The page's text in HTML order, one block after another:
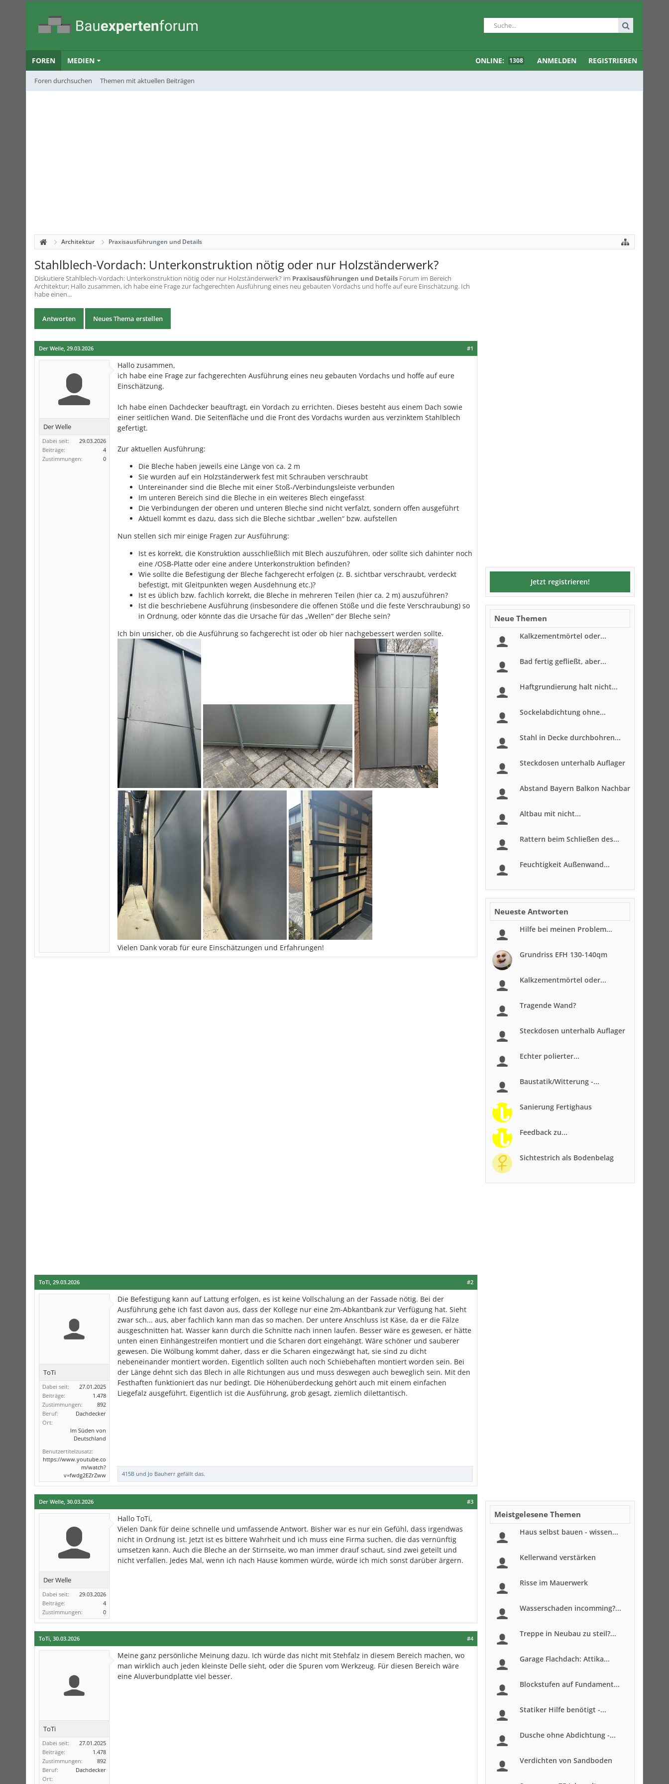
FOREN
Foren durchsuchen Themen mit aktuellen Beiträgen
MEDIEN ONLINE: 1308 ANMELDEN REGISTRIEREN
Architektur Praxisausführungen und Details
Stahlblech-Vordach: Unterkonstruktion nötig oder nur Holzständerwerk?
DiskutiereStahlblech-Vordach: Unterkonstruktion nötig oder nur Holzständerwerk? im Praxisausführungen und Details Forum im Bereich
Architektur; Hallo zusammen, ich habe eine Frage zur fachgerechten Ausführung eines neu gebauten Vordachs und hoffe auf eure Einschätzung. Ich
habe einen...
Antworten Neues Thema erstellen
#1
Der Welle, 29.03.2026
Der Welle
Dabei seit:
29.03.2026
Beiträge:
4
Zustimmungen:
0
Hallo zusammen,
ich habe eine Frage zur fachgerechten Ausführung eines neu gebauten Vordachs und hoffe auf eure
Einschätzung.
Ich habe einen Dachdecker beauftragt, ein Vordach zu errichten. Dieses besteht aus einem Dach sowie
einer seitlichen Wand. Die Seitenfläche und die Front des Vordachs wurden aus verzinktem Stahlblech
gefertigt.
Zur aktuellen Ausführung:
Die Bleche haben jeweils eine Länge von ca. 2 m
Sie wurden auf ein Holzständerwerk fest mit Schrauben verschraubt
Untereinander sind die Bleche mit einer Stoß-/Verbindungsleiste verbunden
Im unteren Bereich sind die Bleche in ein weiteres Blech eingefasst
Die Verbindungen der oberen und unteren Bleche sind nicht verfalzt, sondern offen ausgeführt
Aktuell kommt es dazu, dass sich die Bleche sichtbar „wellen“ bzw. aufstellen
Nun stellen sich mir einige Fragen zur Ausführung:
Ist es korrekt, die Konstruktion ausschließlich mit Blech auszuführen, oder sollte sich dahinter noch
eine /OSB-Platte oder eine andere Unterkonstruktion befinden?
Wie sollte die Befestigung der Bleche fachgerecht erfolgen (z. B. sichtbar verschraubt, verdeckt
befestigt, mit Gleitpunkten wegen Ausdehnung etc.)?
Ist es üblich bzw. fachlich korrekt, die Bleche in mehreren Teilen (hier ca. 2 m) auszuführen?
Ist die beschriebene Ausführung (insbesondere die offenen Stöße und die feste Verschraubung) so
in Ordnung, oder könnte das die Ursache für das „Wellen“ der Bleche sein?
Ich bin unsicher, ob die Ausführung so fachgerecht ist oder ob hier nachgebessert werden sollte.
Vielen Dank vorab für eure Einschätzungen und Erfahrungen!
#2
ToTi, 29.03.2026
ToTi
Dabei seit:
27.01.2025
Beiträge:
1.478
Zustimmungen:
892
Beruf:
Dachdecker
Ort:
Im Süden von
Deutschland
Benutzertitelzusatz:
https://www.youtube.co
m/watch?
v=fwdg2EZrZww
Die Befestigung kann auf Lattung erfolgen, es ist keine Vollschalung an der Fassade nötig. Bei der
Ausführung gehe ich fast davon aus, dass der Kollege nur eine 2m-Abkantbank zur Verfügung hat. Sieht
zwar sch... aus, aber fachlich kann man das so machen. Der untere Anschluss ist Käse, da er die Fälze
ausgeschnitten hat. Wasser kann durch die Schnitte nach innen laufen. Besser wäre es gewesen, er hätte
unten einen Einhängestreifen montiert und die Scharen dort eingehängt. Wäre schöner und sauberer
gewesen. Die Wölbung kommt daher, dass er die Scharen eingezwängt hat, sie sind zu dicht
nebeneinander montiert worden. Eigentlich sollten auch noch Schiebehaften montiert worden sein. Bei
der Länge dehnt sich das Blech in alle Richtungen aus und muss deswegen auch beweglich sein. Mit den
Festhaften funktioniert das nur bedingt. Die Höhenüberdeckung gehört auch mit einem einfachen
Liegefalz ausgeführt. Eigentlich ist die Ausführung, grob gesagt, ziemlich dilettantisch.
415B und Jo Bauherr gefällt das.
#3
Der Welle, 30.03.2026
Der Welle
Dabei seit:
29.03.2026
Beiträge:
4
Zustimmungen:
0
Hallo ToTi,
Vielen Dank für deine schnelle und umfassende Antwort. Bisher war es nur ein Gefühl, dass irgendwas
nicht in Ordnung ist. Jetzt ist es bittere Wahrheit und ich muss eine Firma suchen, die das vernünftig
umsetzen kann. Auch die Bleche an der Stirnseite, wo man immer drauf schaut, sind zwei geteilt und
nicht verfallen. Jedes Mal, wenn ich nach Hause kommen würde, würde ich mich sonst darüber ärgern.
#4
ToTi, 30.03.2026
ToTi
Dabei seit:
27.01.2025
Beiträge:
1.478
Zustimmungen:
892
Beruf:
Dachdecker
Ort:
Meine ganz persönliche Meinung dazu. Ich würde das nicht mit Stehfalz in diesem Bereich machen, wo
man wirklich auch jeden kleinste Delle sieht, oder die Spuren vom Werkzeug. Für diesen Bereich wäre
eine Aluverbundplatte viel besser.
Jetzt registrieren!
Neue Themen
Kalkzementmörtel oder...
Bad fertig gefließt, aber...
Haftgrundierung halt nicht...
Sockelabdichtung ohne...
Stahl in Decke durchbohren...
Steckdosen unterhalb Auflager
Abstand Bayern Balkon Nachbar
Altbau mit nicht...
Rattern beim Schließen des...
Feuchtigkeit Außenwand...
Neueste Antworten
Hilfe bei meinen Problem...
Grundriss EFH 130-140qm
Kalkzementmörtel oder...
Tragende Wand?
Steckdosen unterhalb Auflager
Echter polierter...
Baustatik/Witterung -...
Sanierung Fertighaus
Feedback zu...
Sichtestrich als Bodenbelag
Meistgelesene Themen
Haus selbst bauen - wissen...
Kellerwand verstärken
Risse im Mauerwerk
Wasserschaden incomming?...
Treppe in Neubau zu steil?...
Garage Flachdach: Attika...
Blockstufen auf Fundament...
Statiker Hilfe benötigt -...
Dusche ohne Abdichtung -...
Verdichten von Sandboden